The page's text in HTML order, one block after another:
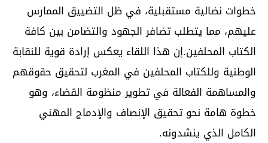
خطوات نضالية مستقبلية، في ظل التضييق الممارس
عليهم، مما يتطلب تضافر الجهود والتضامن بين كافة
الكتاب المحلفين.إن هذا اللقاء يعكس إرادة قوية للنقابة
الوطنية وللكتاب المحلفين في المغرب لتحقيق حقوقهم
والمساهمة الفعالة في تطوير منظومة القضاء، وهو
خطوة هامة نحو تحقيق الإنصاف والإدماج المهني
الكامل الذي ينشدونه.